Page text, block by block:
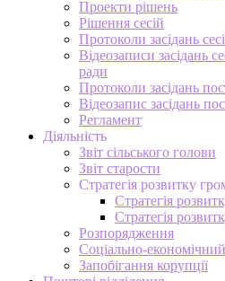
Проекти рішень
Рішення сесій
Протоколи засідань
Відеозаписи засідань
ради
Протоколи засідань
Відеозапис засідань
Регламент
Діяльність
Звіт сільського голови
Звіт старости
Стратегія розвитку
Стратегія
Стратегія
Розпорядження
Соціально-
Запобігання корупції